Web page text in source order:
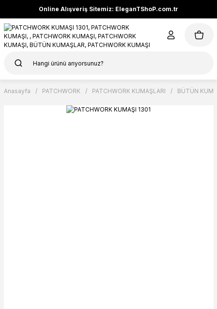
Online Alışveriş Sitemiz: EleganTShoP.com.tr
Anasayfa PATCHWORK PATCHWORK KUMAŞLARI BÜTÜN